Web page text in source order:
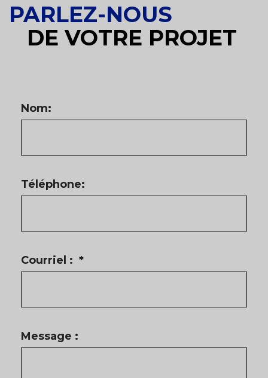
PARLEZ-NOUS
DE VOTRE PROJET
Nom:
Téléphone:
Courriel : *
Message :